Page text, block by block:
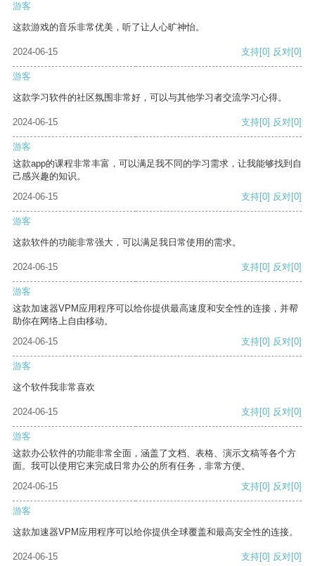
游客
这款游戏的音乐非常优美，听了让人心旷神怡。
2024-06-15 支持[0] 反对[0]
游客
这款学习软件的社区氛围非常好，可以与其他学习者交流学习心得。
2024-06-15 支持[0] 反对[0]
游客
这款app的课程非常丰富，可以满足我不同的学习需求，让我能够找到自
己感兴趣的知识。
2024-06-15
支持[0] 反对[0]
游客
这款软件的功能非常强大，可以满足我日常使用的需求。
2024-06-15 支持[0] 反对[0]
游客
这款加速器VPM应用程序可以给你提供最高速度和安全性的连接，并帮
助你在网络上自由移动。
2024-06-15
支持[0] 反对[0]
游客
这个软件我非常喜欢
2024-06-15 支持[0] 反对[0]
游客
这款办公软件的功能非常全面，涵盖了文档、表格、演示文稿等各个方
面。我可以使用它来完成日常办公的所有任务，非常方便。
2024-06-15
支持[0] 反对[0]
游客
这款加速器VPM应用程序可以给你提供全球覆盖和最高安全性的连接。
2024-06-15 支持[0] 反对[0]